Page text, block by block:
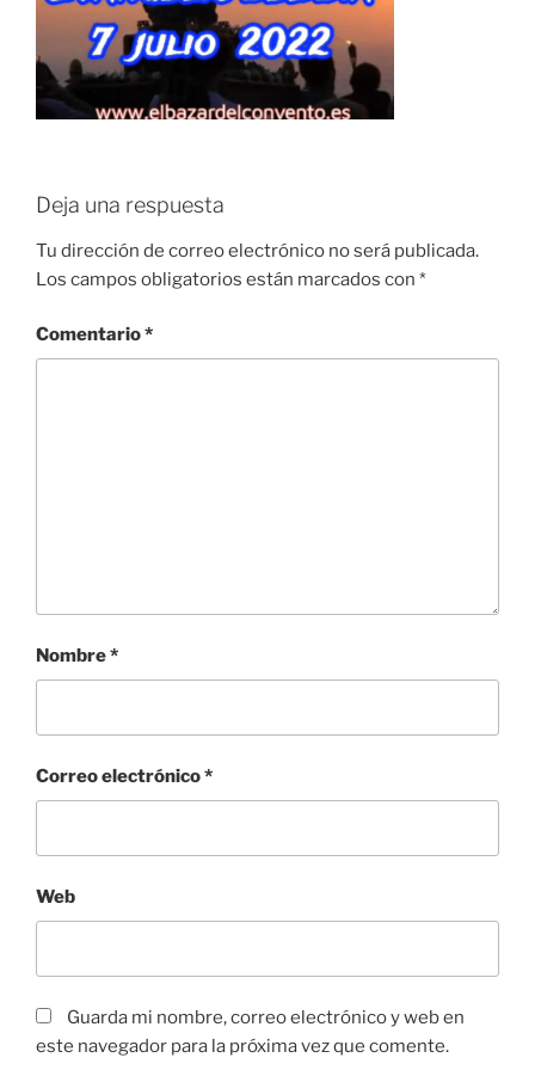
Deja una respuesta
Tu dirección de correo electrónico no será publicada.
Los campos obligatorios están marcados con *
Comentario*
Nombre*
Correo electrónico*
Web
Guarda mi nombre, correo electrónico y web en
este navegador para la próxima vez que comente.